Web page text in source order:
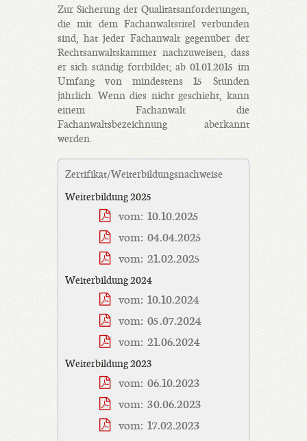
Zur Sicherung der Qualitätsanforderungen,
die mit dem Fachanwaltstitel verbunden
sind, hat jeder Fachanwalt gegenüber der
Rechtsanwaltskammer nachzuweisen, dass
er sich ständig fortbildet; ab 01.01.2015 im
Umfang von mindestens 15 Stunden
jährlich. Wenn dies nicht geschieht, kann
einem Fachanwalt die
Fachanwaltsbezeichnung aberkannt
werden.
Zertifikat/Weiterbildungsnachweise
Weiterbildung 2025
vom: 10.10.2025
vom: 04.04.2025
vom: 21.02.2025
Weiterbildung 2024
vom: 10.10.2024
vom: 05.07.2024
vom: 21.06.2024
Weiterbildung 2023
vom: 06.10.2023
vom: 30.06.2023
vom: 17.02.2023